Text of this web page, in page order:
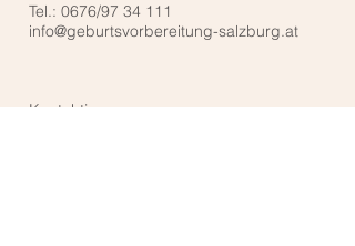
Kontaktiere uns:
Tel.: 0676/97 34 111
info@geburtsvorbereitung-salzburg.at